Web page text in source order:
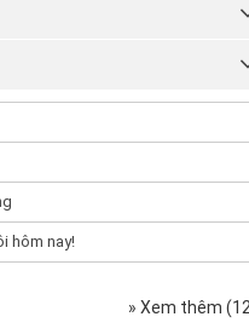
hôm nay!
» Xem thêm